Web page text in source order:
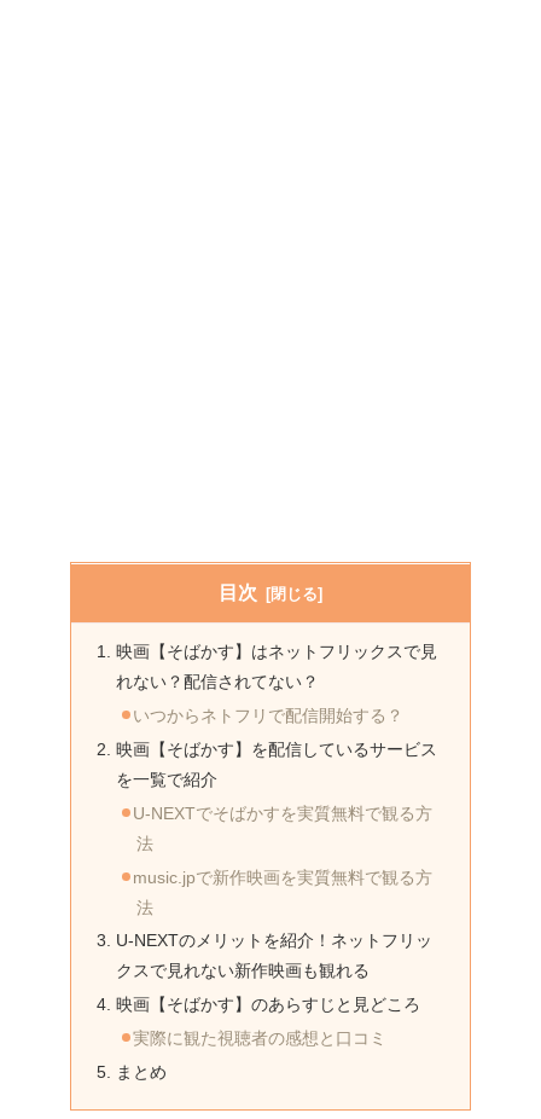
目次
映画【そばかす】はネットフリックスで見
れない？配信されてない？
いつからネトフリで配信開始する？
映画【そばかす】を配信しているサービス
を一覧で紹介
U-NEXTでそばかすを実質無料で観る方
法
music.jpで新作映画を実質無料で観る方
法
U-NEXTのメリットを紹介！ネットフリッ
クスで見れない新作映画も観れる
映画【そばかす】のあらすじと見どころ
実際に観た視聴者の感想と口コミ
まとめ